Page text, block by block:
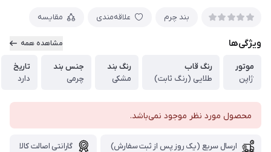
بند چرم علاقه‌مندی مقایسه
ویژگی‌ها مشاهده همه
موتور
ژاپن
رنگ قاب
طلایی (رنگ ثابت)
رنگ بند
مشکی
جنس بند
چرمی
تاریخ
دارد
محصول مورد نظر موجود نمی‌باشد.
ارسال سریع (یک روز پس از ثبت سفارش) گارانتی اصالت کالا